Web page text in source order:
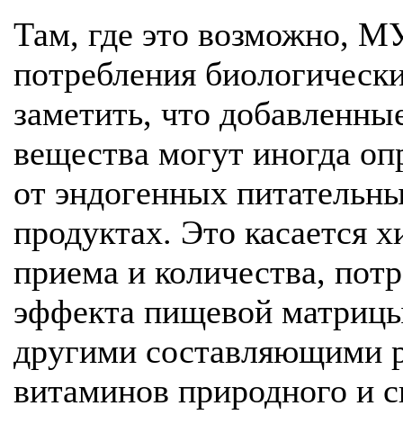
Там, где это возможно,
потребления
заметить, что
вещества могут иногда
от эндогенных
продуктах. Это касается
приема и количества,
эффекта пищевой
другими составляющими
витаминов природного и